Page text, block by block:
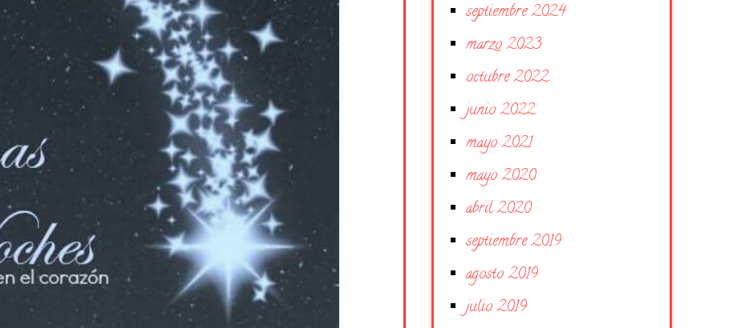
septiembre 2024
marzo 2023
octubre 2022
junio 2022
mayo 2021
mayo 2020
abril 2020
septiembre 2019
agosto 2019
julio 2019